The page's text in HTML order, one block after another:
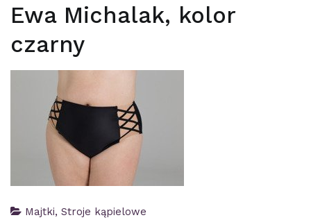
Ewa Michalak, kolor
czarny
Majtki, Stroje kąpielowe